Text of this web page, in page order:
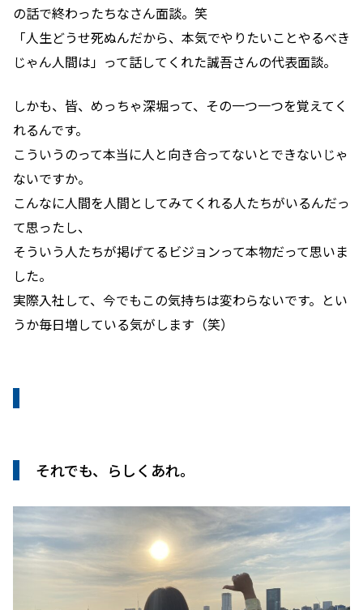
の話で終わったちなさん面談。笑
「人生どうせ死ぬんだから、本気でやりたいことやるべき
じゃん人間は」って話してくれた誠吾さんの代表面談。
しかも、皆、めっちゃ深堀って、その一つ一つを覚えてく
れるんです。
こういうのって本当に人と向き合ってないとできないじゃ
ないですか。
こんなに人間を人間としてみてくれる人たちがいるんだっ
て思ったし、
そういう人たちが掲げてるビジョンって本物だって思いま
した。
実際入社して、今でもこの気持ちは変わらないです。とい
うか毎日増している気がします（笑）
それでも、らしくあれ。